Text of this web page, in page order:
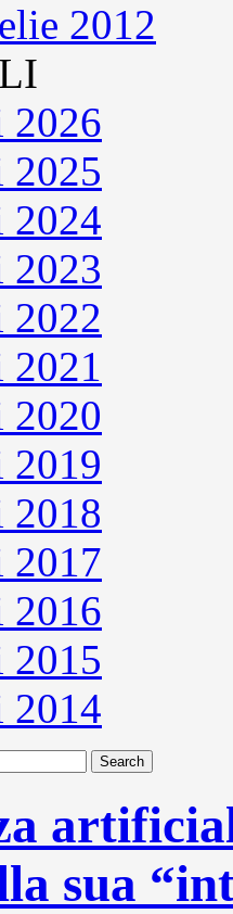
2012
2026
2024
2017
2016
2014
sua